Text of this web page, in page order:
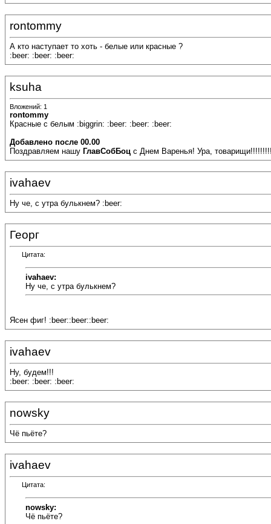
rontommy
А кто наступает то хоть - белые или красные ?
:beer: :beer: :beer:
ksuha
Вложений: 1
rontommy
Красные с белым :biggrin: :beer: :beer: :beer:
Добавлено после 00.00
Поздравляем нашу ГлавСобБоц с Днем Варенья! Ура,
ivahaev
Ну че, с утра булькнем? :beer:
Георг
Цитата:
ivahaev:
Ну че, с утра булькнем?
Ясен фиг! :beer::beer::beer:
ivahaev
Ну, будем!!!
:beer: :beer: :beer:
nowsky
Чё пьёте?
ivahaev
Цитата:
nowsky:
Чё пьёте?